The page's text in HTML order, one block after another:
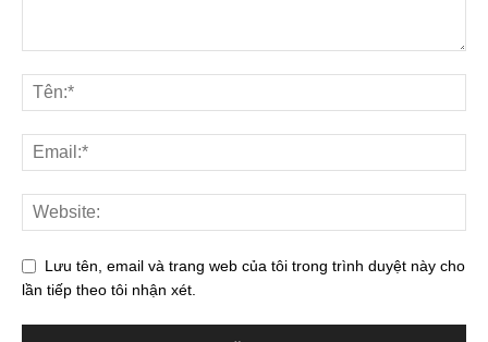
Lưu tên, email và trang web của tôi trong trình duyệt này cho
lần tiếp theo tôi nhận xét.